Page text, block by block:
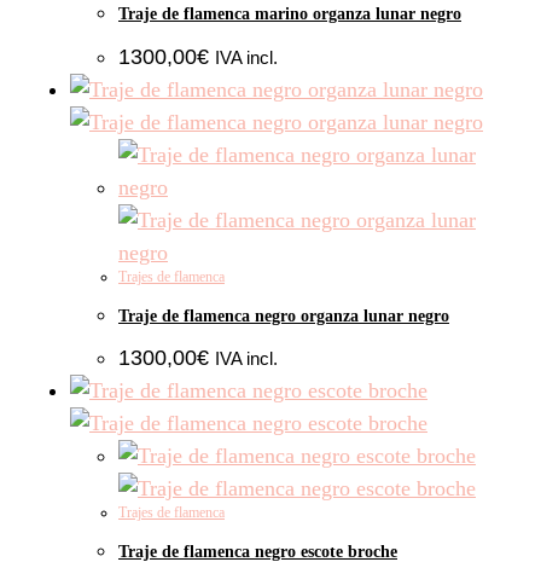
Traje de flamenca marino organza lunar negro
1300,00€ IVA incl.
Trajes de flamenca
Traje de flamenca negro organza lunar negro
1300,00€ IVA incl.
Trajes de flamenca
Traje de flamenca negro escote broche